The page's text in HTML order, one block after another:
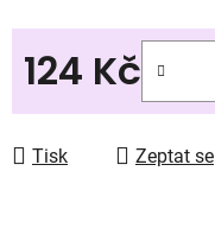
124 Kč
Tisk Zeptat se